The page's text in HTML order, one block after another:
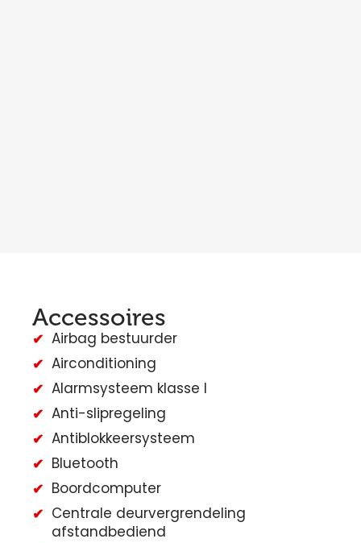
Accessoires
Airbag bestuurder
Airconditioning
Alarmsysteem klasse I
Anti-slipregeling
Antiblokkeersysteem
Bluetooth
Boordcomputer
Centrale deurvergrendeling
afstandbediend